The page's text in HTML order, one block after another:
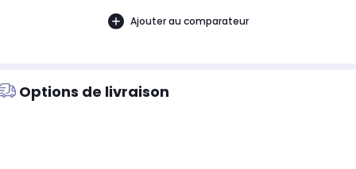
Ajouter au comparateur
Options de livraison